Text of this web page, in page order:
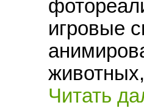
игровые
Читать